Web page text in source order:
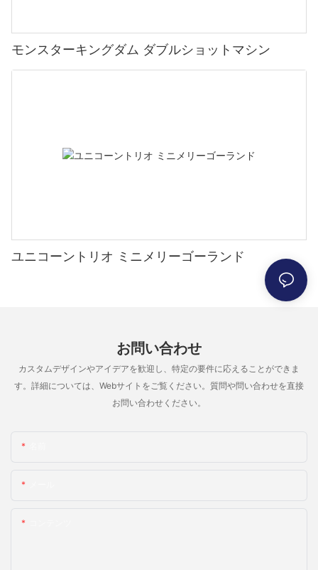
モンスターキングダム ダブルショットマシン
ユニコーントリオ ミニメリーゴーランド
お問い合わせ
カスタムデザインやアイデアを歓迎し、特定の要件に応えることができま
す。詳細については、Webサイトをご覧ください。質問や問い合わせを直接
お問い合わせください。